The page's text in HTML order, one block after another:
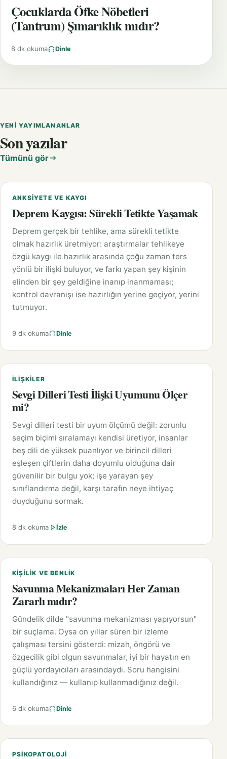
Çocuklarda Öfke Nöbetleri
(Tantrum) Şımarıklık mıdır?
8 dk okuma Dinle
YENI YAYIMLANANLAR
Son yazılar
Tümünü gör
ANKSIYETE VE KAYGI
Deprem Kaygısı: Sürekli Tetikte Yaşamak
Deprem gerçek bir tehlike, ama sürekli tetikte
olmak hazırlık üretmiyor: araştırmalar tehlikeye
özgü kaygı ile hazırlık arasında çoğu zaman ters
yönlü bir ilişki buluyor, ve farkı yapan şey kişinin
elinden bir şey geldiğine inanıp inanmaması;
kontrol davranışı ise hazırlığın yerine geçiyor, yerini
tutmuyor.
9 dk okuma Dinle
İLIŞKILER
Sevgi Dilleri Testi İlişki Uyumunu Ölçer
mi?
Sevgi dilleri testi bir uyum ölçümü değil: zorunlu
seçim biçimi sıralamayı kendisi üretiyor, insanlar
beş dili de yüksek puanlıyor ve birincil dilleri
eşleşen çiftlerin daha doyumlu olduğuna dair
güvenilir bir bulgu yok; işe yarayan şey
sınıflandırma değil, karşı tarafın neye ihtiyaç
duyduğunu sormak.
8 dk okuma İzle
KIŞILIK VE BENLIK
Savunma Mekanizmaları Her Zaman
Zararlı mıdır?
Gündelik dilde "savunma mekanizması yapıyorsun"
bir suçlama. Oysa on yıllar süren bir izleme
çalışması tersini gösterdi: mizah, öngörü ve
özgecilik gibi olgun savunmalar, iyi bir hayatın en
güçlü yordayıcıları arasındaydı. Soru hangisini
kullandığınız — kullanıp kullanmadığınız değil.
6 dk okuma Dinle
PSIKOPATOLOJI